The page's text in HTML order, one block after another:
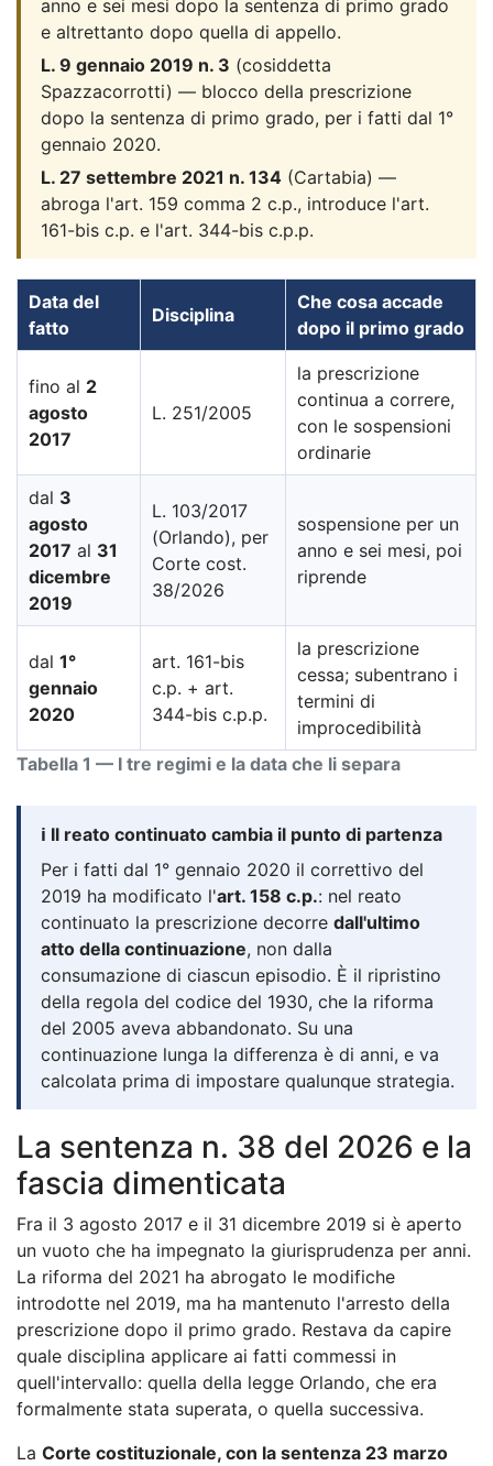
anno e sei mesi dopo la sentenza di primo grado
e altrettanto dopo quella di appello.
L. 9 gennaio 2019 n. 3 (cosiddetta
Spazzacorrotti) — blocco della prescrizione
dopo la sentenza di primo grado, per i fatti dal 1°
gennaio 2020.
L. 27 settembre 2021 n. 134 (Cartabia) —
abroga l'art. 159 comma 2 c.p., introduce l'art.
161-bis c.p. e l'art. 344-bis c.p.p.
Tabella 1 — I tre regimi e la data che li separa
Data del
fatto
Disciplina
Che cosa accade
dopo il primo grado
fino al 2
agosto
2017
L. 251/2005
la prescrizione
continua a correre,
con le sospensioni
ordinarie
dal 3
agosto
2017 al 31
dicembre
2019
L. 103/2017
(Orlando), per
Corte cost.
38/2026
sospensione per un
anno e sei mesi, poi
riprende
dal 1°
gennaio
2020
art. 161-bis
c.p. + art.
344-bis c.p.p.
la prescrizione
cessa; subentrano i
termini di
improcedibilità
ℹ️ Il reato continuato cambia il punto di partenza
Per i fatti dal 1° gennaio 2020 il correttivo del
2019 ha modificato l'art. 158 c.p.: nel reato
continuato la prescrizione decorre dall'ultimo
atto della continuazione, non dalla
consumazione di ciascun episodio. È il ripristino
della regola del codice del 1930, che la riforma
del 2005 aveva abbandonato. Su una
continuazione lunga la differenza è di anni, e va
calcolata prima di impostare qualunque strategia.
La sentenza n. 38 del 2026 e la
fascia dimenticata
Fra il 3 agosto 2017 e il 31 dicembre 2019 si è aperto
un vuoto che ha impegnato la giurisprudenza per anni.
La riforma del 2021 ha abrogato le modifiche
introdotte nel 2019, ma ha mantenuto l'arresto della
prescrizione dopo il primo grado. Restava da capire
quale disciplina applicare ai fatti commessi in
quell'intervallo: quella della legge Orlando, che era
formalmente stata superata, o quella successiva.
La Corte costituzionale, con la sentenza 23 marzo